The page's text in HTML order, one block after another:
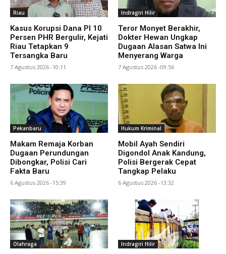
Riau
Kasus Korupsi Dana PI 10
Persen PHR Bergulir, Kejati
Riau Tetapkan 9
Tersangka Baru
7 Agustus 2026 -10:11
Indragiri Hilir
Teror Monyet Berakhir,
Dokter Hewan Ungkap
Dugaan Alasan Satwa Ini
Menyerang Warga
7 Agustus 2026 -09:56
Pekanbaru
Makam Remaja Korban
Dugaan Perundungan
Dibongkar, Polisi Cari
Fakta Baru
6 Agustus 2026 -15:39
Hukum Kriminal
Mobil Ayah Sendiri
Digondol Anak Kandung,
Polisi Bergerak Cepat
Tangkap Pelaku
6 Agustus 2026 -13:32
Olahraga Indragiri Hilir